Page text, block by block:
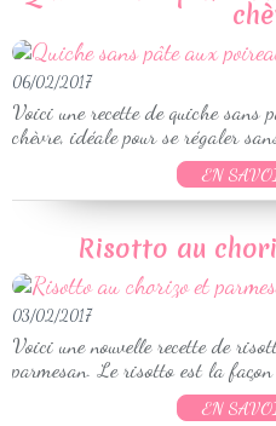
06/02/2017
Voici une recette de quiche sans
chèvre, idéale pour se régaler
EN
Risotto au
03/02/2017
Voici une nouvelle recette de
parmesan. Le risotto est la façon
EN